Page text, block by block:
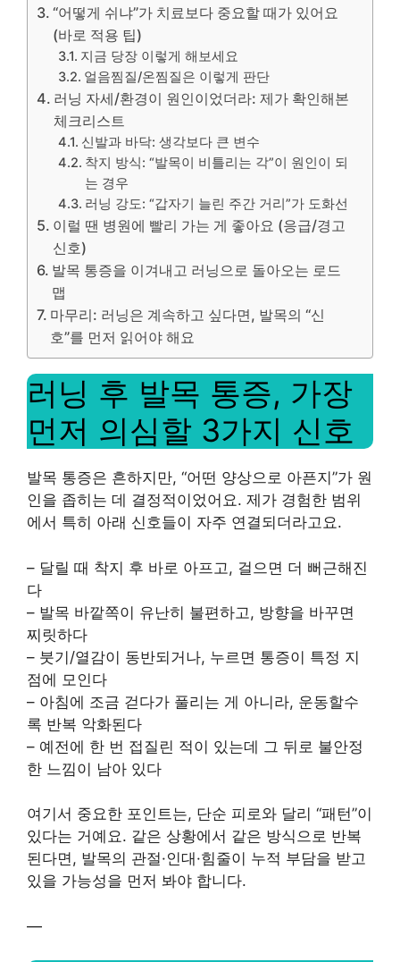
“어떻게 쉬냐”가 치료보다 중요할 때가 있어요
(바로 적용 팁)
지금 당장 이렇게 해보세요
얼음찜질/온찜질은 이렇게 판단
러닝 자세/환경이 원인이었더라: 제가 확인해본
체크리스트
신발과 바닥: 생각보다 큰 변수
착지 방식: “발목이 비틀리는 각”이 원인이 되
는 경우
러닝 강도: “갑자기 늘린 주간 거리”가 도화선
이럴 땐 병원에 빨리 가는 게 좋아요 (응급/경고
신호)
발목 통증을 이겨내고 러닝으로 돌아오는 로드
맵
마무리: 러닝은 계속하고 싶다면, 발목의 “신
호”를 먼저 읽어야 해요
러닝 후 발목 통증, 가장
먼저 의심할 3가지 신호
발목 통증은 흔하지만, “어떤 양상으로 아픈지”가 원
인을 좁히는 데 결정적이었어요. 제가 경험한 범위
에서 특히 아래 신호들이 자주 연결되더라고요.
– 달릴 때 착지 후 바로 아프고, 걸으면 더 뻐근해진
다
– 발목 바깥쪽이 유난히 불편하고, 방향을 바꾸면
찌릿하다
– 붓기/열감이 동반되거나, 누르면 통증이 특정 지
점에 모인다
– 아침에 조금 걷다가 풀리는 게 아니라, 운동할수
록 반복 악화된다
– 예전에 한 번 접질린 적이 있는데 그 뒤로 불안정
한 느낌이 남아 있다
여기서 중요한 포인트는, 단순 피로와 달리 “패턴”이
있다는 거예요. 같은 상황에서 같은 방식으로 반복
된다면, 발목의 관절·인대·힘줄이 누적 부담을 받고
있을 가능성을 먼저 봐야 합니다.
—